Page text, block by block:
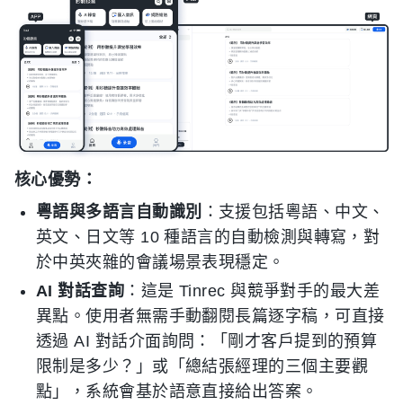
核心優勢：
粵語與多語言自動識別
：支援包括粵語、中文、
英文、日文等 10 種語言的自動檢測與轉寫，對
於中英夾雜的會議場景表現穩定。
AI 對話查詢 ：這是 Tinrec 與競爭對手的最大差
異點。使用者無需手動翻閱長篇逐字稿，可直接
透過 AI 對話介面詢問：「剛才客戶提到的預算
限制是多少？」或「總結張經理的三個主要觀
點」，系統會基於語意直接給出答案。